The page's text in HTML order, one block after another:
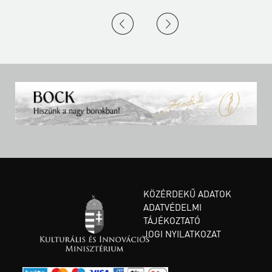
KÖZÉRDEKŰ ADATOK
ADATVÉDELMI
TÁJÉKOZTATÓ
JOGI NYILATKOZAT